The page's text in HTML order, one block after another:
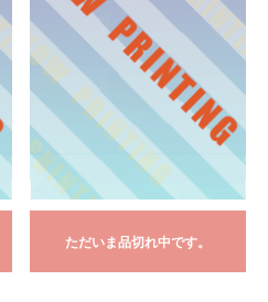
ただいま品切れ中です。